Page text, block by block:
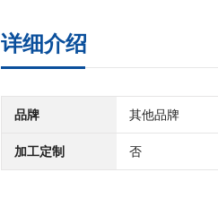
详细介绍
品牌 其他品牌
加工定制 否